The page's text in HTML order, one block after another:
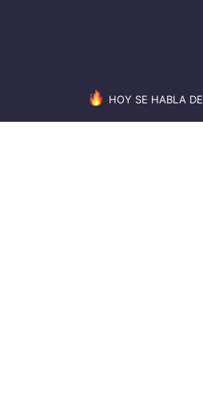
HOY SE HABLA DE